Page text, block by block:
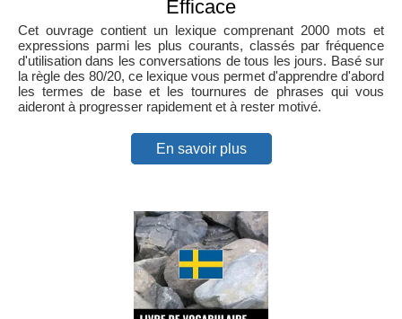
Efficace
Cet ouvrage contient un lexique comprenant 2000 mots et
expressions parmi les plus courants, classés par fréquence
d'utilisation dans les conversations de tous les jours. Basé sur
la règle des 80/20, ce lexique vous permet d'apprendre d'abord
les termes de base et les tournures de phrases qui vous
aideront à progresser rapidement et à rester motivé.
En savoir plus